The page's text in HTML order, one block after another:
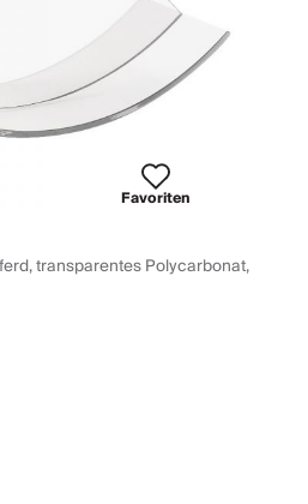
Favoriten
transparentes Polycarbonat,